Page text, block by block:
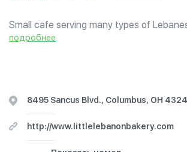
Small cafe serving many types of
bakery sweets. Family owned and
подробнее
8495 Sancus Blvd., Columbus, OH
http://www.littlelebanonbakery.com